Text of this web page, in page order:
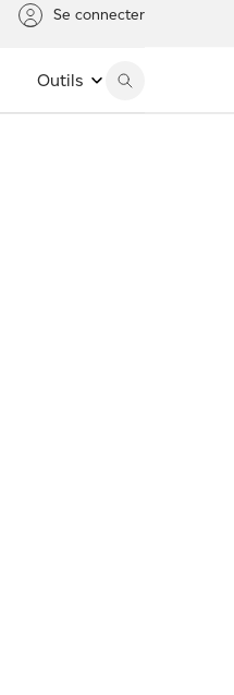
Se connecter
Outils